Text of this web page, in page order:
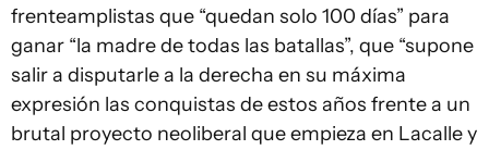
frenteamplistas que “quedan solo 100 días” para
ganar “la madre de todas las batallas”, que “supone
salir a disputarle a la derecha en su máxima
expresión las conquistas de estos años frente a un
brutal proyecto neoliberal que empieza en Lacalle y